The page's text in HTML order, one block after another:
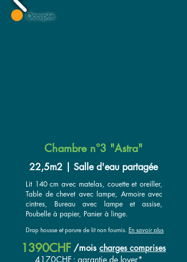
Occupée
Chambre n°3 "Astra"
22,5m2 | Salle d'eau partagée
Lit 140 cm avec matelas, couette et oreiller,
Table de chevet avec lampe, Armoire avec
cintres, Bureau avec lampe et assise,
Poubelle à papier, Panier à linge.
Drap housse et parure de lit non fournis. En savoir plus
1390CHF /mois charges comprises
4170CHF : garantie de loyer*